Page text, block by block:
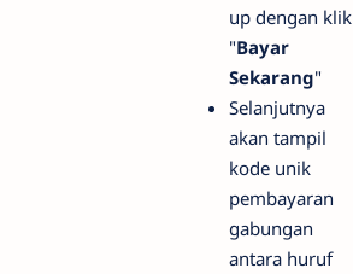
up dengan klik
"Bayar
Sekarang"
Selanjutnya
akan tampil
kode unik
pembayaran
gabungan
antara huruf